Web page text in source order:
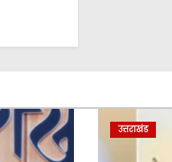
उत्तराखंड